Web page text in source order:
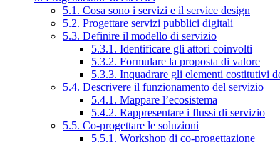
5.1. Cosa sono i servizi e il service design
5.2. Progettare servizi pubblici digitali
5.3. Definire il modello di servizio
5.3.1. Identificare gli attori coinvolti
5.3.2. Formulare la proposta di valore
5.3.3. Inquadrare gli elementi costitutivi
5.4. Descrivere il funzionamento del servizio
5.4.1. Mappare l’ecosistema
5.4.2. Rappresentare i flussi di servizio
5.5. Co-progettare le soluzioni
5.5.1. Workshop di co-progettazione